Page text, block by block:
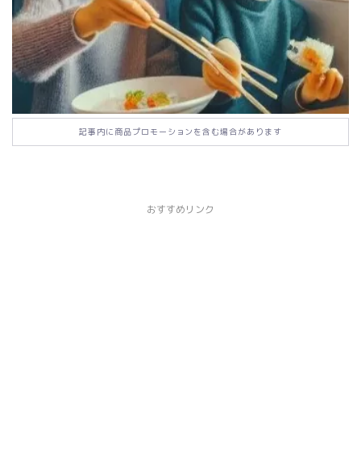
記事内に商品プロモーションを含む場合があります
おすすめリンク